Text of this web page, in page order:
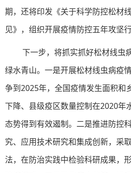
期，还将印发《关于科学防控松材
见》，组织开展疫情防控五年攻坚行
下一步，将抓实抓好松材线虫
绿水青山。一是开展松材线虫病疫
争到2025年，全国疫情发生面积和
下降、县级疫区数量控制在2020年
态势得到有效遏制。二是推进防控
究、应用技术研究和集成创新，采
法，在防治实践中检验科研成果，